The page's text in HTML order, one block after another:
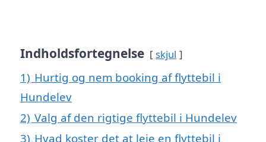
Indholdsfortegnelse skjul
1) Hurtig og nem booking af flyttebil i
Hundelev
2) Valg af den rigtige flyttebil i Hundelev
3) Hvad koster det at leje en flyttebil i